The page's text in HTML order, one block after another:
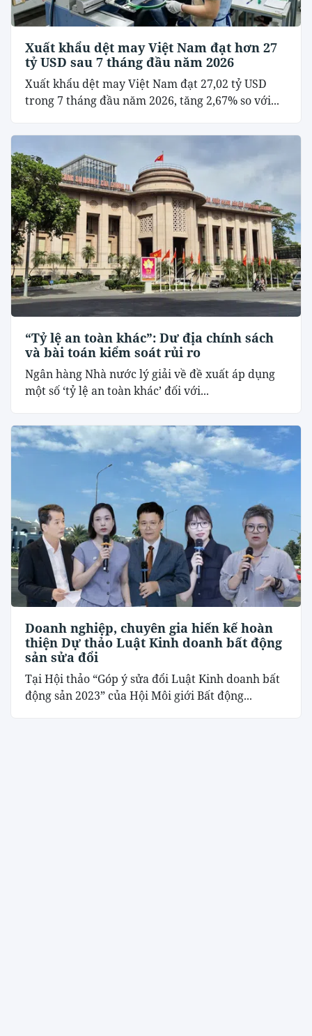
Xuất khẩu dệt may Việt Nam đạt hơn 27
tỷ USD sau 7 tháng đầu năm 2026
Xuất khẩu dệt may Việt Nam đạt 27,02 tỷ USD
trong 7 tháng đầu năm 2026, tăng 2,67% so với...
“Tỷ lệ an toàn khác”: Dư địa chính sách
và bài toán kiểm soát rủi ro
Ngân hàng Nhà nước lý giải về đề xuất áp dụng
một số ‘tỷ lệ an toàn khác’ đối với...
Doanh nghiệp, chuyên gia hiến kế hoàn
thiện Dự thảo Luật Kinh doanh bất động
sản sửa đổi
Tại Hội thảo “Góp ý sửa đổi Luật Kinh doanh bất
động sản 2023” của Hội Môi giới Bất động...